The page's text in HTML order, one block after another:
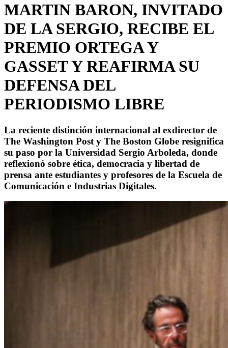
MARTIN BARON, INVITADO
DE LA SERGIO, RECIBE EL
PREMIO ORTEGA Y
GASSET Y REAFIRMA SU
DEFENSA DEL
PERIODISMO LIBRE
La reciente distinción internacional al exdirector de
The Washington Post y The Boston Globe resignifica
su paso por la Universidad Sergio Arboleda, donde
reflexionó sobre ética, democracia y libertad de
prensa ante estudiantes y profesores de la Escuela de
Comunicación e Industrias Digitales.